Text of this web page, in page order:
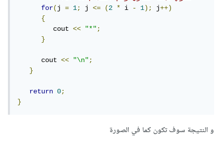
for(j = 1; j <= (2 * i - 1); j++)
{
         cout
<< "*";
}
      cout
<< "\n";
}
return 0;
}
و النتيجة سوف تكون كما في الصورة